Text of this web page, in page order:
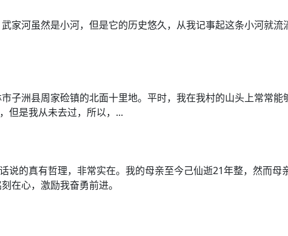
家河虽然是小河，但是它的历史悠久，从我记事起这条小河就
子洲县周家硷镇的北面十里地。平时，我在我村的山头上常常
但是我从未去过，所以，...
说的真有哲理，非常实在。我的母亲至今己仙逝21年整，然而
在心，激励我奋勇前进。